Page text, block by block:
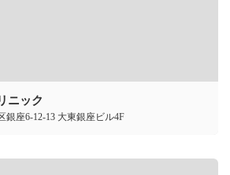
ニック
銀座6-12-13 大東銀座ビル4F